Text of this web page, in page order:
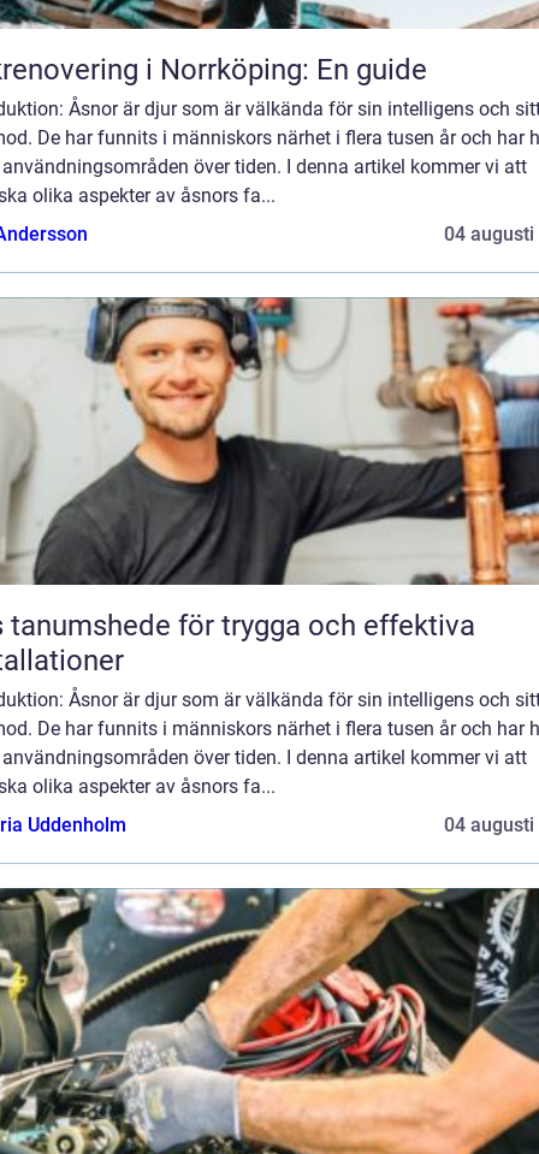
i Norrköping: En guide
Åsnor är djur som är välkända för sin intelligens och
De har funnits i människors närhet i flera tusen år och har
över tiden. I denna artikel kommer vi att
olika aspekter av åsnors fa...
04 augusti
tanumshede för trygga och effektiva
Åsnor är djur som är välkända för sin intelligens och
De har funnits i människors närhet i flera tusen år och har
över tiden. I denna artikel kommer vi att
olika aspekter av åsnors fa...
Uddenholm
04 augusti